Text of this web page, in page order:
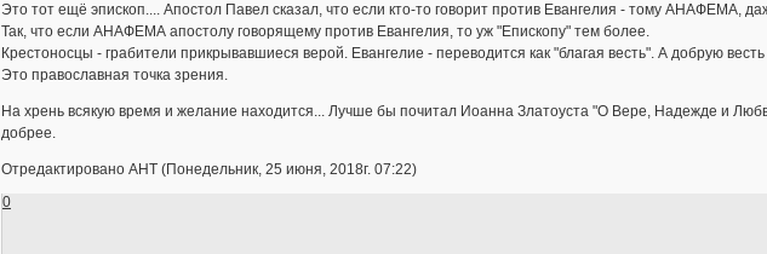
Это тот ещё эпископ.... Апостол Павел сказал, что если кто-то говорит против Евангелия - тому АНАФЕМА,
Так, что если АНАФЕМА апостолу говорящему против Евангелия, то уж "Епископу" тем более.
Крестоносцы - грабители прикрывавшиеся верой. Евангелие - переводится как "благая весть". А добрую
Это православная точка зрения.
На хрень всякую время и желание находится... Лучше бы почитал Иоанна Златоуста "О Вере, Надежде и
добрее.
Отредактировано AHT (Понедельник, 25 июня, 2018г. 07:22)
0